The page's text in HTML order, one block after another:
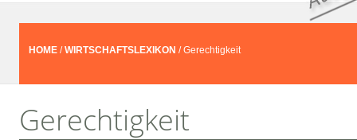
HOME /WIRTSCHAFTSLEXIKON / Gerechtigkeit
Gerechtigkeit